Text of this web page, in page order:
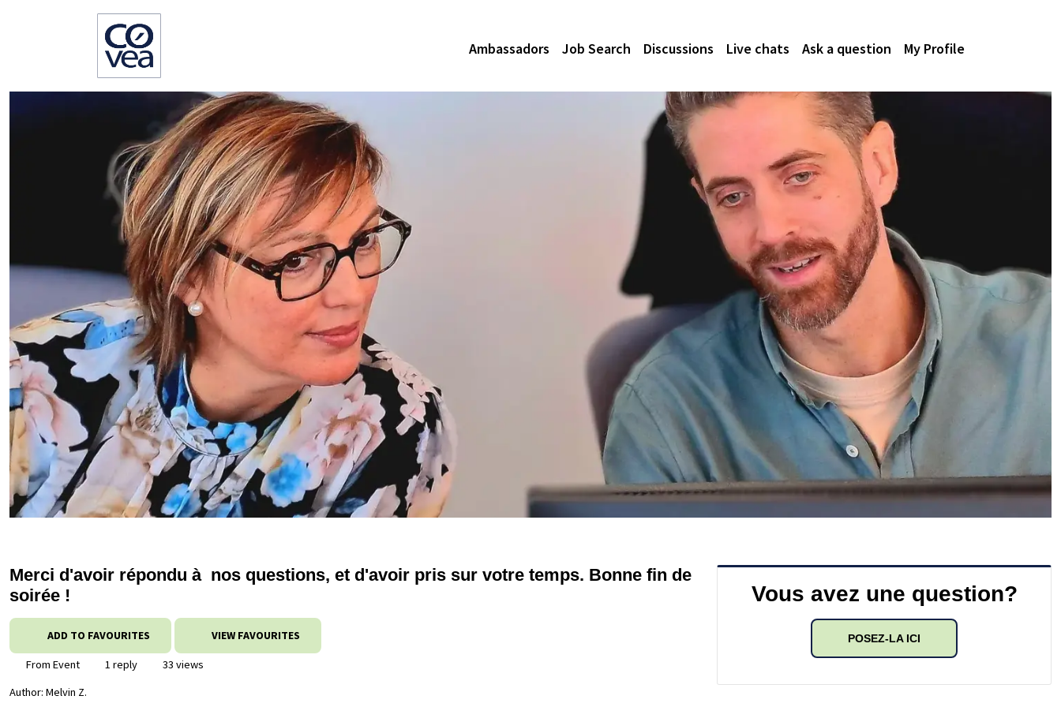
Ambassadors Job Search Discussions Live chats Ask a question My Profile
Merci d'avoir répondu à nos questions, et d'avoir pris sur votre temps. Bonne fin de
soirée !
ADD TO FAVOURITES VIEW FAVOURITES
From Event 1 reply
33 views
Author: Melvin Z.
Vous avez une question?
POSEZ-LA ICI